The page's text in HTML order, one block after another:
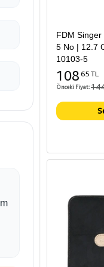
FDM Singer
5 No | 12.7
10103-5
108 65 TL
Önceki Fiyat: